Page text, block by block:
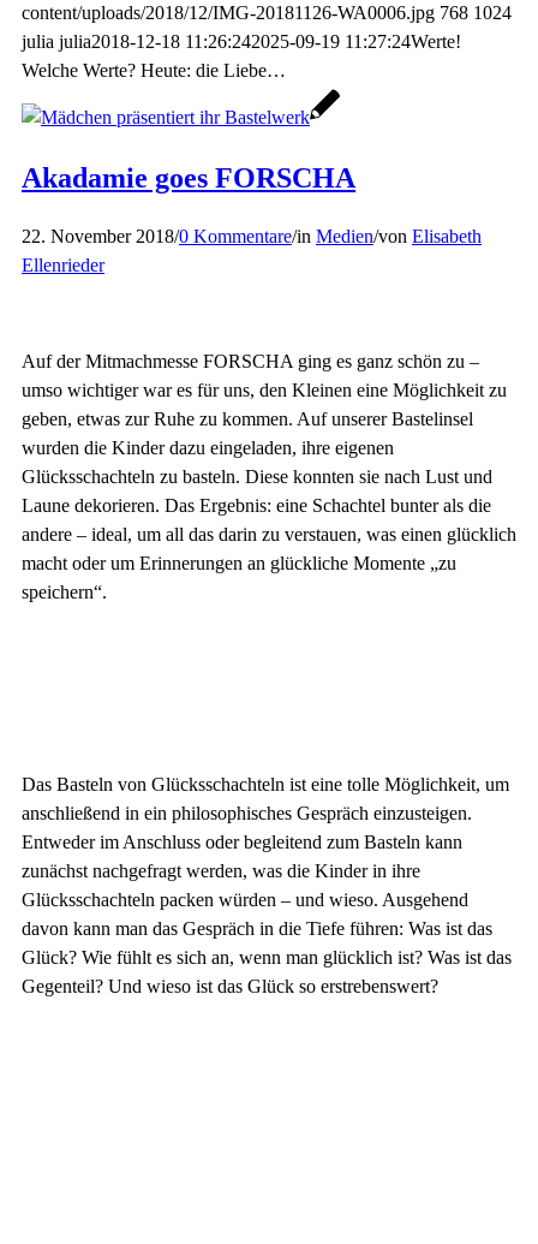
content/uploads/2018/12/IMG-20181126-WA0006.jpg 768 1024
julia julia2018-12-18 11:26:242025-09-19 11:27:24Werte!
Welche Werte? Heute: die Liebe…
Akadamie goes FORSCHA
22. November 2018/0 Kommentare/in Medien/von Elisabeth
Ellenrieder
Auf der Mitmachmesse FORSCHA ging es ganz schön zu –
umso wichtiger war es für uns, den Kleinen eine Möglichkeit zu
geben, etwas zur Ruhe zu kommen. Auf unserer Bastelinsel
wurden die Kinder dazu eingeladen, ihre eigenen
Glücksschachteln zu basteln. Diese konnten sie nach Lust und
Laune dekorieren. Das Ergebnis: eine Schachtel bunter als die
andere – ideal, um all das darin zu verstauen, was einen glücklich
macht oder um Erinnerungen an glückliche Momente „zu
speichern“.
Das Basteln von Glücksschachteln ist eine tolle Möglichkeit, um
anschließend in ein philosophisches Gespräch einzusteigen.
Entweder im Anschluss oder begleitend zum Basteln kann
zunächst nachgefragt werden, was die Kinder in ihre
Glücksschachteln packen würden – und wieso. Ausgehend
davon kann man das Gespräch in die Tiefe führen: Was ist das
Glück? Wie fühlt es sich an, wenn man glücklich ist? Was ist das
Gegenteil? Und wieso ist das Glück so erstrebenswert?